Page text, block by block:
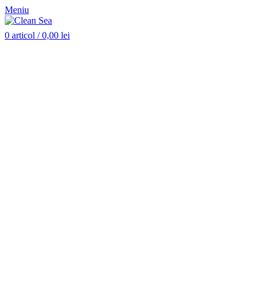
Meniu
0 articol / 0,00 lei